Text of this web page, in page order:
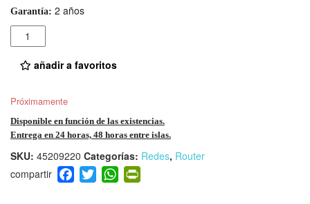
Garantía: 2 años
Cantidad
añadir a favoritos
Próximamente
Disponible en función de las existencias.
Entrega en 24 horas, 48 horas entre islas.
SKU: 45209220 Categorías: Redes, Router
F
a
T
wi
W
h